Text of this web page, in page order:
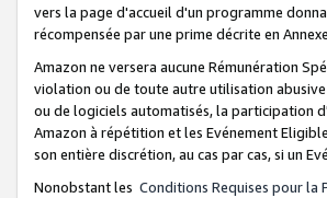
vers la page d'accueil d'un programme
récompensée par une prime décrite en
Amazon ne versera aucune Rémunération
violation ou de toute autre utilisation
ou de logiciels automatisés, la participation
Amazon à répétition et les Evénement
son entière discrétion, au cas par cas, si un
Nonobstant les Conditions Requises pour la